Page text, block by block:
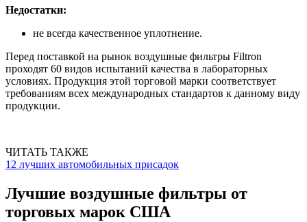
Недостатки:
не всегда качественное уплотнение.
Перед поставкой на рынок воздушные фильтры Filtron
проходят 60 видов испытаний качества в лабораторных
условиях. Продукция этой торговой марки соответствует
требованиям всех международных стандартов к данному виду
продукции.
ЧИТАТЬ ТАКЖЕ
12 лучших автомобильных присадок
Лучшие воздушные фильтры от
торговых марок США